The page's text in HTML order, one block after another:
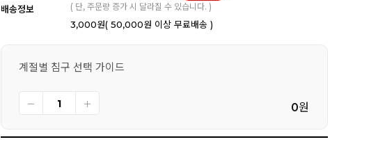
배송정보
( 단, 주문량 증가 시 달라질 수 있습니다. )
3,000원( 50,000원 이상 무료배송 )
계절별 침구 선택 가이드
0원